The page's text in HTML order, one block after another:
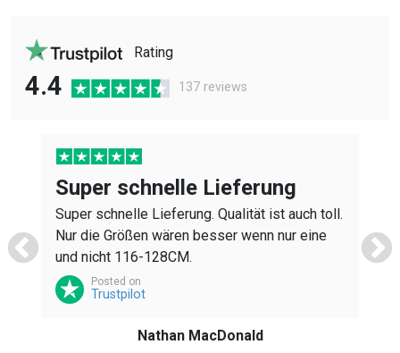
Rating
4.4 137 reviews
Super schnelle Lieferung
Super schnelle Lieferung. Qualität ist auch toll.
Nur die Größen wären besser wenn nur eine
und nicht 116-128CM.
Posted on
Trustpilot
Nathan MacDonald